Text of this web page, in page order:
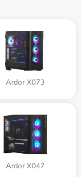
Ardor X073
Ardor X047